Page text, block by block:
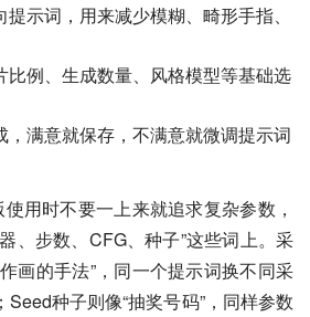
示词，用来减少模糊、畸形手指、
比例、生成数量、风格模型等基础选
，满意就保存，不满意就微调提示词
用时不要一上来就追求复杂参数，
、步数、CFG、种子”这些词上。采
画的手法”，同一个提示词换不同采
种子则像“抽奖号码”，同样参数